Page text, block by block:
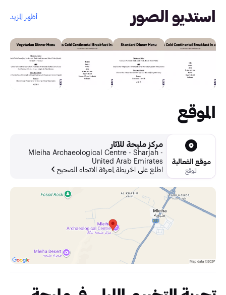
استديو الصور أظهر المزيد
الموقع
موقع الفعالية
الموقع
مركز مليحة للآثار
Mleiha Archaeological Centre - Sharjah -
United Arab Emirates
اطلع على الخريطة لمعرفة الاتجاه الصحيح